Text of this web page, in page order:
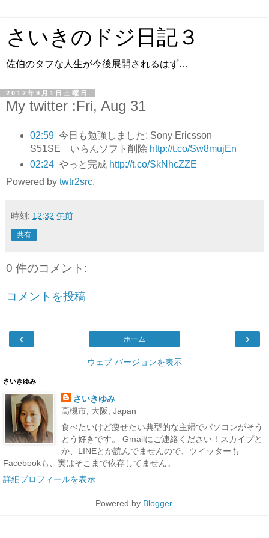
さいきのドジ日記３
佐伯のタフな人生が今後展開されるはず…
2012年9月1日土曜日
My twitter :Fri, Aug 31
02:59 今日も勉強しました: Sony Ericsson
S51SE いらんソフト削除 http://t.co/Sw8mujEn
02:24 やっと完成 http://t.co/SkNhcZZE
Powered by twtr2src.
時刻: 12:32 午前
共有
0 件のコメント:
コメントを投稿
‹ ›
ホーム
ウェブ バージョンを表示
さいきゆみ
さいきゆみ
高槻市, 大阪, Japan
食べたいけど痩せたい典型的な主婦でパソコンがそう
とう好きです。 Gmailにご連絡ください！スカイプと
か、LINEとか読んでませんので、ツイッターも
Facebookも、実はそこまで依存してません。
詳細プロフィールを表示
Powered by Blogger.